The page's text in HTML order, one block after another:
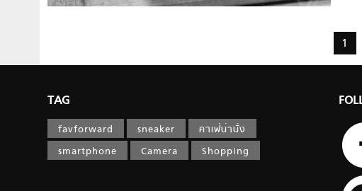
1
TAG
favforward sneaker
คาเฟ่น่านั่ง
smartphone
Camera Shopping